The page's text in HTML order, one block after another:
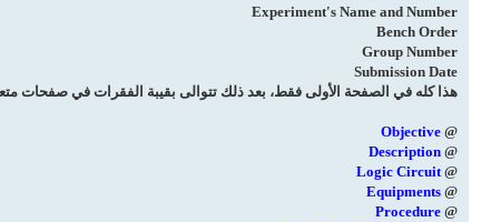
Experiment's Name and Number
Bench Order
Group Number
Submission Date
هذا كله في الصفحة الأولى فقط، بعد ذلك تتوالى بقيبة الفقرات في صفحات
@
Objective
@
Description
@
Logic Circuit
@
Equipments
@
Procedure